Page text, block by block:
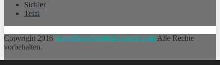
Sichler
Tefal
Copyright 2016 dampfbuegelstation-experte.com Alle Rechte
vorbehalten.